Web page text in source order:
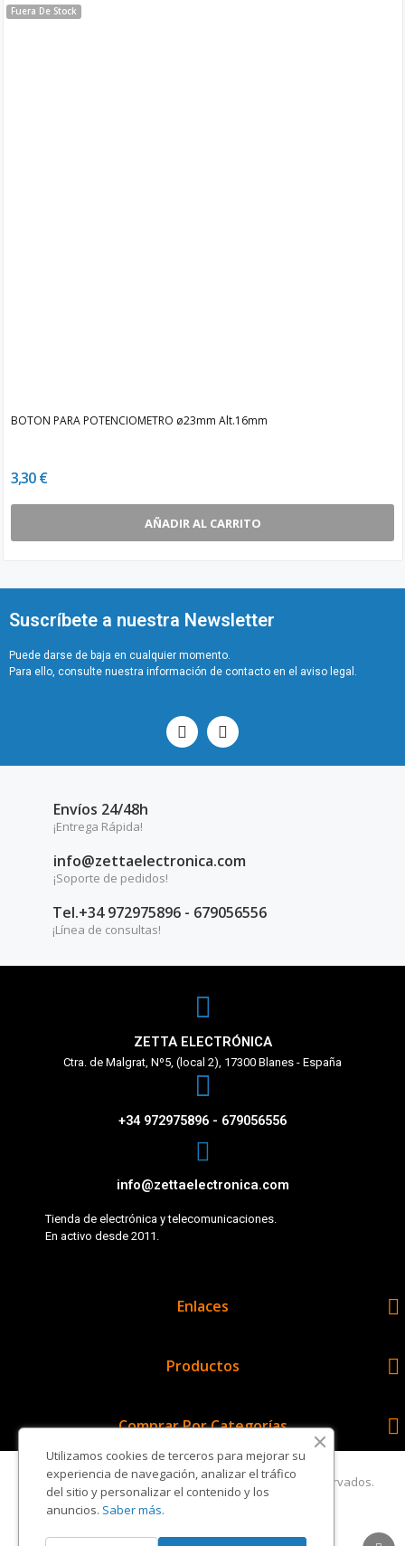
Fuera De Stock
BOTON PARA POTENCIOMETRO ø23mm Alt.16mm
3,30 €
AÑADIR AL CARRITO
Suscríbete a nuestra Newsletter
Puede darse de baja en cualquier momento.
Para ello, consulte nuestra información de contacto en el aviso legal.
Envíos 24/48h
¡Entrega Rápida!
info@zettaelectronica.com
¡Soporte de pedidos!
Tel.+34 972975896 - 679056556
¡Línea de consultas!
ZETTA ELECTRÓNICA
Ctra. de Malgrat, Nº5, (local 2), 17300 Blanes - España
+34 972975896 - 679056556
info@zettaelectronica.com
Tienda de electrónica y telecomunicaciones.
En activo desde 2011.
Enlaces 
Productos 
Comprar Por Categorías 
Copyright © Zetta Electrónica. Todos los derechos reservados.
Utilizamos cookies de terceros para mejorar su
experiencia de navegación, analizar el tráfico
del sitio y personalizar el contenido y los
anuncios. Saber más.